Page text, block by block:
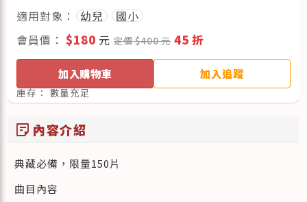
適用對象：
幼兒
國小
會員價： $180 元定價 $400 元 45 折
加入購物車 加入追蹤
庫存：數量充足
sticky_note_2 內容介紹
典藏必備，限量150片
曲目內容